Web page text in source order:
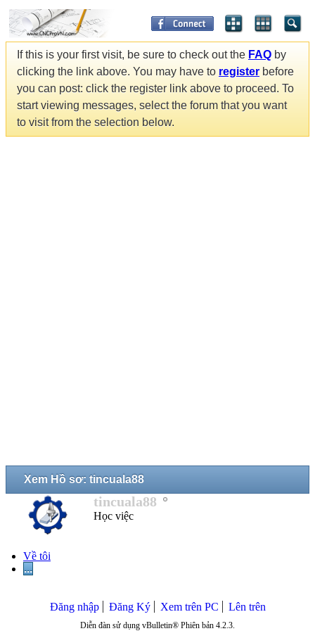
If this is your first visit, be sure to check out the FAQ by
clicking the link above. You may have to register before
you can post: click the register link above to proceed. To
start viewing messages, select the forum that you want
to visit from the selection below.
Xem Hồ sơ: tincuala88
tincuala88
Học việc
Về tôi
...
Đăng nhập Đăng Ký Xem trên PC Lên trên
Diễn đàn sử dụng vBulletin® Phiên bản 4.2.3.